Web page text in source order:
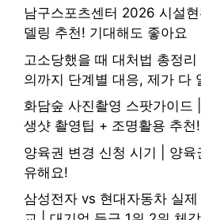
남구스포츠센터 2026 시설
델링 추천! 기대해도 좋아요
고소당했을 때 대처법 총정
의까지 단계별 대응, 제가 다
화담숲 사진촬영 스팟가이드
생샷 촬영팁 + 조명활용 추천!
양육권 변경 신청 시기 | 양
유해요!
삼성전자 vs 현대자동차 실